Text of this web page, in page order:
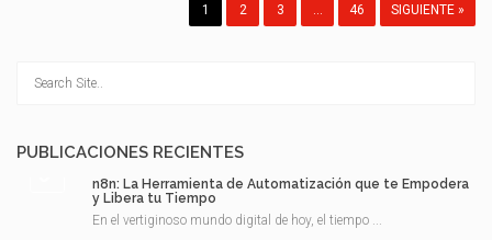
1 2 3 46 SIGUIENTE »
PUBLICACIONES RECIENTES
n8n: La Herramienta de Automatización que te Empodera
y Libera tu Tiempo
En el vertiginoso mundo digital de hoy, el tiempo ...